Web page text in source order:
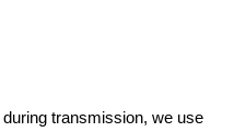
transmission, we use